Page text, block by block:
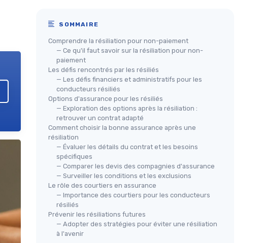
SOMMAIRE
Comprendre la résiliation pour non-paiement
— Ce qu'il faut savoir sur la résiliation pour non-
paiement
Les défis rencontrés par les résiliés
— Les défis financiers et administratifs pour les
conducteurs résiliés
Options d'assurance pour les résiliés
— Exploration des options après la résiliation :
retrouver un contrat adapté
Comment choisir la bonne assurance après une
résiliation
— Évaluer les détails du contrat et les besoins
spécifiques
— Comparer les devis des compagnies d'assurance
— Surveiller les conditions et les exclusions
Le rôle des courtiers en assurance
— Importance des courtiers pour les conducteurs
résiliés
Prévenir les résiliations futures
— Adopter des stratégies pour éviter une résiliation
à l'avenir